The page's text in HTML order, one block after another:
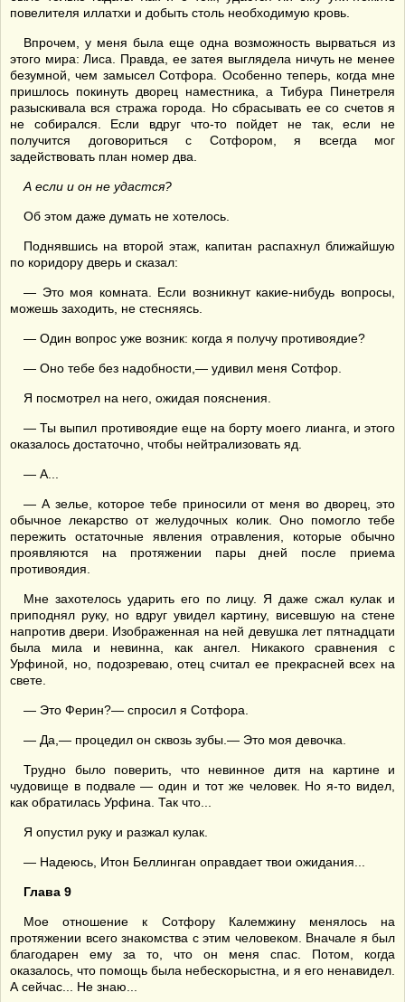
повелителя иллатхи и добыть столь необходимую кровь.
Впрочем, у меня была еще одна возможность вырваться из
этого мира: Лиса. Правда, ее затея выглядела ничуть не менее
безумной, чем замысел Сотфора. Особенно теперь, когда мне
пришлось покинуть дворец наместника, а Тибура Пинетреля
разыскивала вся стража города. Но сбрасывать ее со счетов я
не собирался. Если вдруг что-то пойдет не так, если не
получится договориться с Сотфором, я всегда мог
задействовать план номер два.
А если и он не удастся?
Об этом даже думать не хотелось.
Поднявшись на второй этаж, капитан распахнул ближайшую
по коридору дверь и сказал:
— Это моя комната. Если возникнут какие-нибудь вопросы,
можешь заходить, не стесняясь.
— Один вопрос уже возник: когда я получу противоядие?
— Оно тебе без надобности,— удивил меня Сотфор.
Я посмотрел на него, ожидая пояснения.
— Ты выпил противоядие еще на борту моего лианга, и этого
оказалось достаточно, чтобы нейтрализовать яд.
— А...
— А зелье, которое тебе приносили от меня во дворец, это
обычное лекарство от желудочных колик. Оно помогло тебе
пережить остаточные явления отравления, которые обычно
проявляются на протяжении пары дней после приема
противоядия.
Мне захотелось ударить его по лицу. Я даже сжал кулак и
приподнял руку, но вдруг увидел картину, висевшую на стене
напротив двери. Изображенная на ней девушка лет пятнадцати
была мила и невинна, как ангел. Никакого сравнения с
Урфиной, но, подозреваю, отец считал ее прекрасней всех на
свете.
— Это Ферин?— спросил я Сотфора.
— Да,— процедил он сквозь зубы.— Это моя девочка.
Трудно было поверить, что невинное дитя на картине и
чудовище в подвале — один и тот же человек. Но я-то видел,
как обратилась Урфина. Так что...
Я опустил руку и разжал кулак.
— Надеюсь, Итон Беллинган оправдает твои ожидания...
Глава 9
Мое отношение к Сотфору Калемжину менялось на
протяжении всего знакомства с этим человеком. Вначале я был
благодарен ему за то, что он меня спас. Потом, когда
оказалось, что помощь была небескорыстна, и я его ненавидел.
А сейчас... Не знаю...